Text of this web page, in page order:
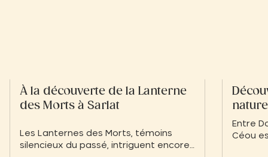
À la découverte de la Lanterne
des Morts à Sarlat
Les Lanternes des Morts, témoins
silencieux du passé, intriguent encore
Entre
Céou